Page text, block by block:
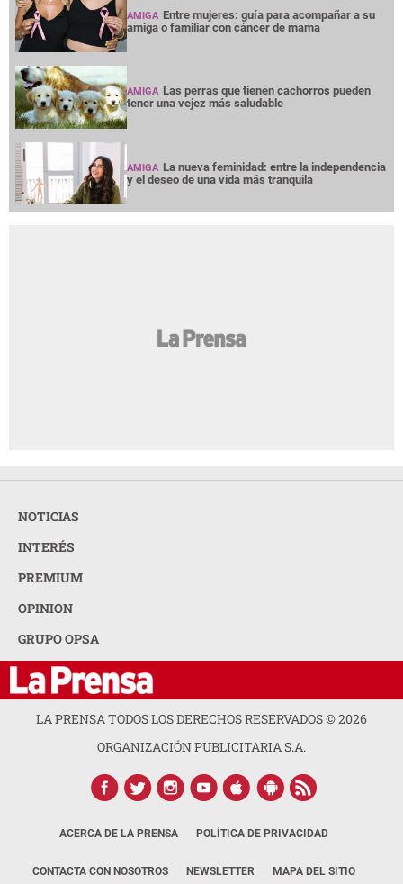
AMIGA Entre mujeres: guía para acompañar a su
amiga o familiar con cáncer de mama
AMIGA Las perras que tienen cachorros pueden
tener una vejez más saludable
AMIGA La nueva feminidad: entre la independencia
y el deseo de una vida más tranquila
NOTICIAS
INTERÉS
PREMIUM
OPINION
GRUPO OPSA
LA PRENSA TODOS LOS DERECHOS RESERVADOS ©2026
ORGANIZACIÓN PUBLICITARIA S.A.
ACERCA DE LA PRENSA POLÍTICA DE PRIVACIDAD
CONTACTA CON NOSOTROS NEWSLETTER MAPA DEL SITIO